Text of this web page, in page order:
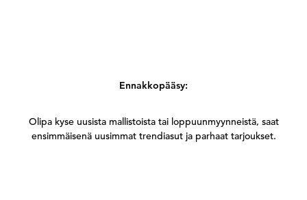
Ennakkopääsy:
Olipa kyse uusista mallistoista tai loppuunmyynneistä, saat
ensimmäisenä uusimmat trendiasut ja parhaat tarjoukset.